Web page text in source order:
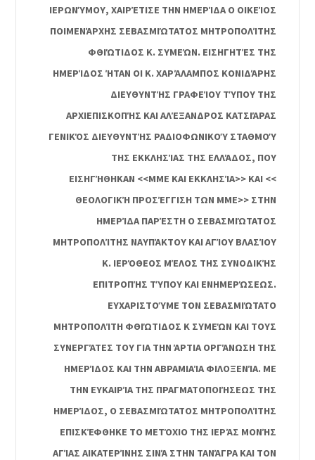
ΡΩΝΎΜΟΥ, ΧΑΙΡΈΤΙΣΕ ΤΗΝ ΗΜΕΡΊΔΑ Ο ΟΙΚΕΊΟΣ ΠΟ
ΙΜΕΝΆΡΧΗΣ ΣΕΒΑΣΜΙΏΤΑΤΟΣ ΜΗΤΡΟΠΟΛΊΤΗΣ ΦΘ
ΙΏΤΙΔΟΣ Κ. ΣΥΜΕΏΝ. ΕΙΣΗΓΗΤΈΣ ΤΗΣ ΗΜ
ΕΡΊΔΟΣ ΉΤΑΝ ΟΙ Κ. ΧΑΡΆΛΑΜΠΟΣ ΚΟΝΙΔΆΡΗΣ ΔΙ
ΕΥΘΥΝΤΉΣ ΓΡΑΦΕΊΟΥ ΤΎΠΟΥ ΤΗΣ ΑΡ
ΧΙΕΠΙΣΚΟΠΉΣ ΚΑΙ ΑΛΈΞΑΝΔΡΟΣ ΚΑΤΣΙΆΡΑΣ ΓΕ
ΝΙΚΌΣ ΔΙΕΥΘΥΝΤΉΣ ΡΑΔΙΟΦΩΝΙΚΟΎ ΣΤΑΘΜΟΎ ΤΗ
Σ ΕΚΚΛΗΣΊΑΣ ΤΗΣ ΕΛΛΆΔΟΣ, ΠΟΥ ΕΙ
ΣΗΓΉΘΗΚΑΝ <<ΜΜΕ ΚΑΙ ΕΚΚΛΗΣΊΑ>> ΚΑΙ << ΘΕ
ΟΛΟΓΙΚΉ ΠΡΟΣΈΓΓΙΣΗ ΤΩΝ ΜΜΕ>> ΣΤΗΝ ΗΜ
ΕΡΊΔΑ ΠΑΡΈΣΤΗ Ο ΣΕΒΑΣΜΙΏΤΑΤΟΣ ΜΗ
ΤΡΟΠΟΛΊΤΗΣ ΝΑΥΠΆΚΤΟΥ ΚΑΙ ΑΓΊΟΥ ΒΛΑΣΊΟΥ Κ.
ΙΕΡΌΘΕΟΣ ΜΈΛΟΣ ΤΗΣ ΣΥΝΟΔΙΚΉΣ ΕΠ
ΙΤΡΟΠΉΣ ΤΎΠΟΥ ΚΑΙ ΕΝΗΜΕΡΏΣΕΩΣ. ΕΥ
ΧΑΡΙΣΤΟΎΜΕ ΤΟΝ ΣΕΒΑΣΜΙΏΤΑΤΟ ΜΗ
ΤΡΟΠΟΛΊΤΗ ΦΘΙΏΤΙΔΟΣ Κ ΣΥΜΕΏΝ ΚΑΙ ΤΟΥΣ ΣΥ
ΝΕΡΓΆΤΕΣ ΤΟΥ ΓΙΑ ΤΗΝ ΆΡΤΙΑ ΟΡΓΆΝΩΣΗ ΤΗΣ ΗΜ
ΕΡΊΔΟΣ ΚΑΙ ΤΗΝ ΑΒΡΑΜΙΑΊΑ ΦΙΛΟΞΕΝΊΑ. ΜΕ ΤΗ
Ν ΕΥΚΑΙΡΊΑ ΤΗΣ ΠΡΑΓΜΑΤΟΠΟΙΉΣΕΩΣ ΤΗΣ ΗΜ
ΕΡΊΔΟΣ, Ο ΣΕΒΑΣΜΙΏΤΑΤΟΣ ΜΗΤΡΟΠΟΛΊΤΗΣ ΕΠ
ΙΣΚΈΦΘΗΚΕ ΤΟ ΜΕΤΌΧΙΟ ΤΗΣ ΙΕΡΆΣ ΜΟΝΉΣ ΑΓ
ΊΑΣ ΑΙΚΑΤΕΡΊΝΗΣ ΣΙΝΆ ΣΤΗΝ ΤΑΝΆΓΡΑ ΚΑΙ ΤΟΝ ΑΡ